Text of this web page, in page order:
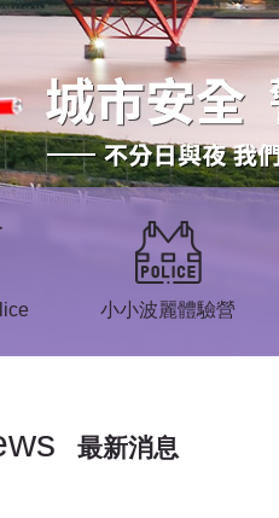
小小波麗體驗營
最新消息